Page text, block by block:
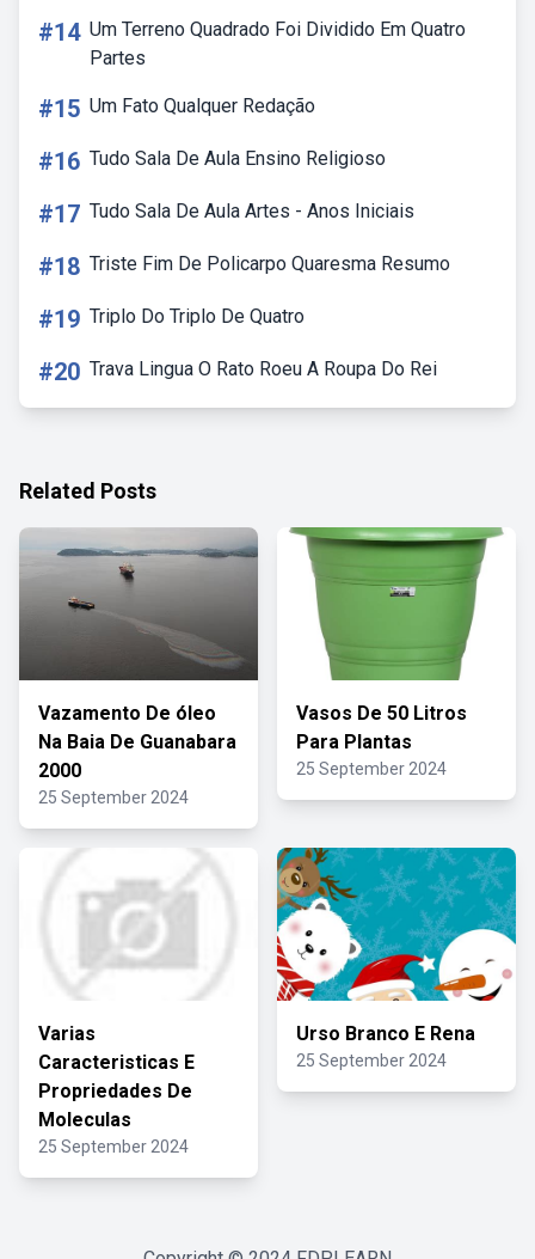
#14 Um Terreno Quadrado Foi Dividido Em Quatro
Partes
#15 Um Fato Qualquer Redação
#16 Tudo Sala De Aula Ensino Religioso
#17 Tudo Sala De Aula Artes - Anos Iniciais
#18 Triste Fim De Policarpo Quaresma Resumo
#19 Triplo Do Triplo De Quatro
#20 Trava Lingua O Rato Roeu A Roupa Do Rei
Related Posts
Vazamento De óleo
Na Baia De Guanabara
2000
25 September 2024
Vasos De 50 Litros
Para Plantas
25 September 2024
Varias
Caracteristicas E
Propriedades De
Moleculas
25 September 2024
Urso Branco E Rena
25 September 2024